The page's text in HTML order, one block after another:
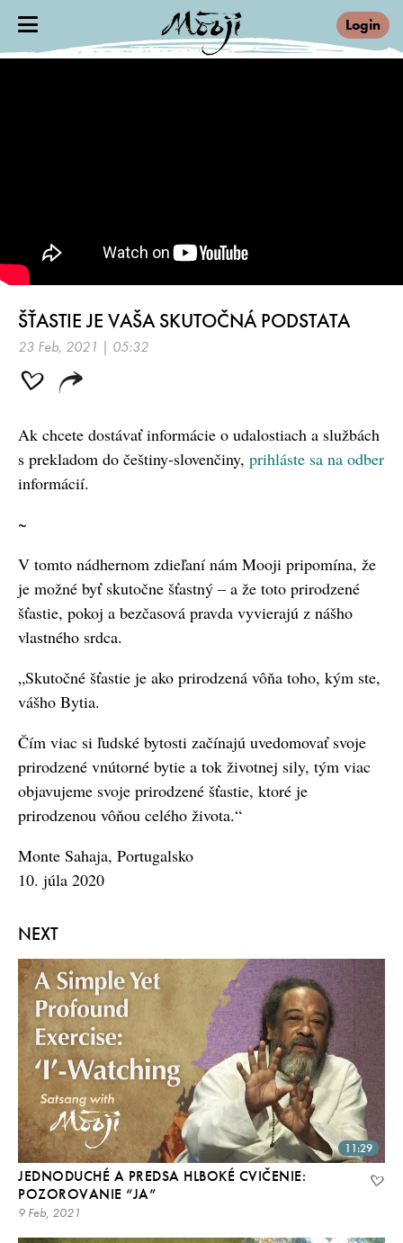
Login
NEXT
11:29
JEDNODUCHÉ A PREDSA HLBOKÉ CVIČENIE:
POZOROVANIE “JA”
9 Feb, 2021
ŠŤASTIE JE VAŠA SKUTOČNÁ PODSTATA
23 Feb, 2021 | 05:32
Ak chcete dostávať informácie o udalostiach a službách
s prekladom do češtiny-slovenčiny, prihláste sa na odber
informácií.
~
V tomto nádhernom zdieľaní nám Mooji pripomína, že
je možné byť skutočne šťastný – a že toto prirodzené
šťastie, pokoj a bezčasová pravda vyvierajú z nášho
vlastného srdca.
„Skutočné šťastie je ako prirodzená vôňa toho, kým ste,
vášho Bytia.
Čím viac si ľudské bytosti začínajú uvedomovať svoje
prirodzené vnútorné bytie a tok životnej sily, tým viac
objavujeme svoje prirodzené šťastie, ktoré je
prirodzenou vôňou celého života.“
Monte Sahaja, Portugalsko
10. júla 2020